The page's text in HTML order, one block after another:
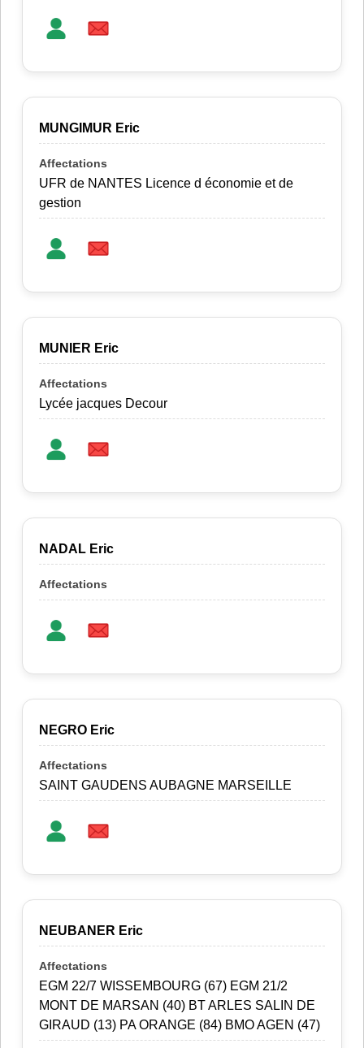
MUNGIMUR Eric
UFR de NANTES Licence d économie et de
gestion
MUNIER Eric
Lycée jacques Decour
NADAL Eric
NEGRO Eric
SAINT GAUDENS AUBAGNE MARSEILLE
NEUBANER Eric
EGM 22/7 WISSEMBOURG (67) EGM 21/2
MONT DE MARSAN (40) BT ARLES SALIN DE
GIRAUD (13) PA ORANGE (84) BMO AGEN (47)